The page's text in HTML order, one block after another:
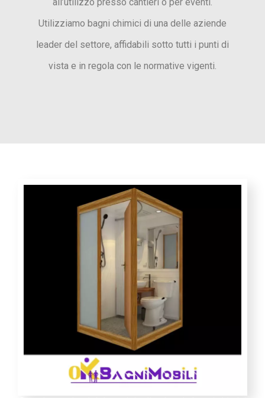
Utilizziamo bagni chimici di una delle aziende
leader del settore, affidabili sotto tutti i punti di
vista e in regola con le normative vigenti.